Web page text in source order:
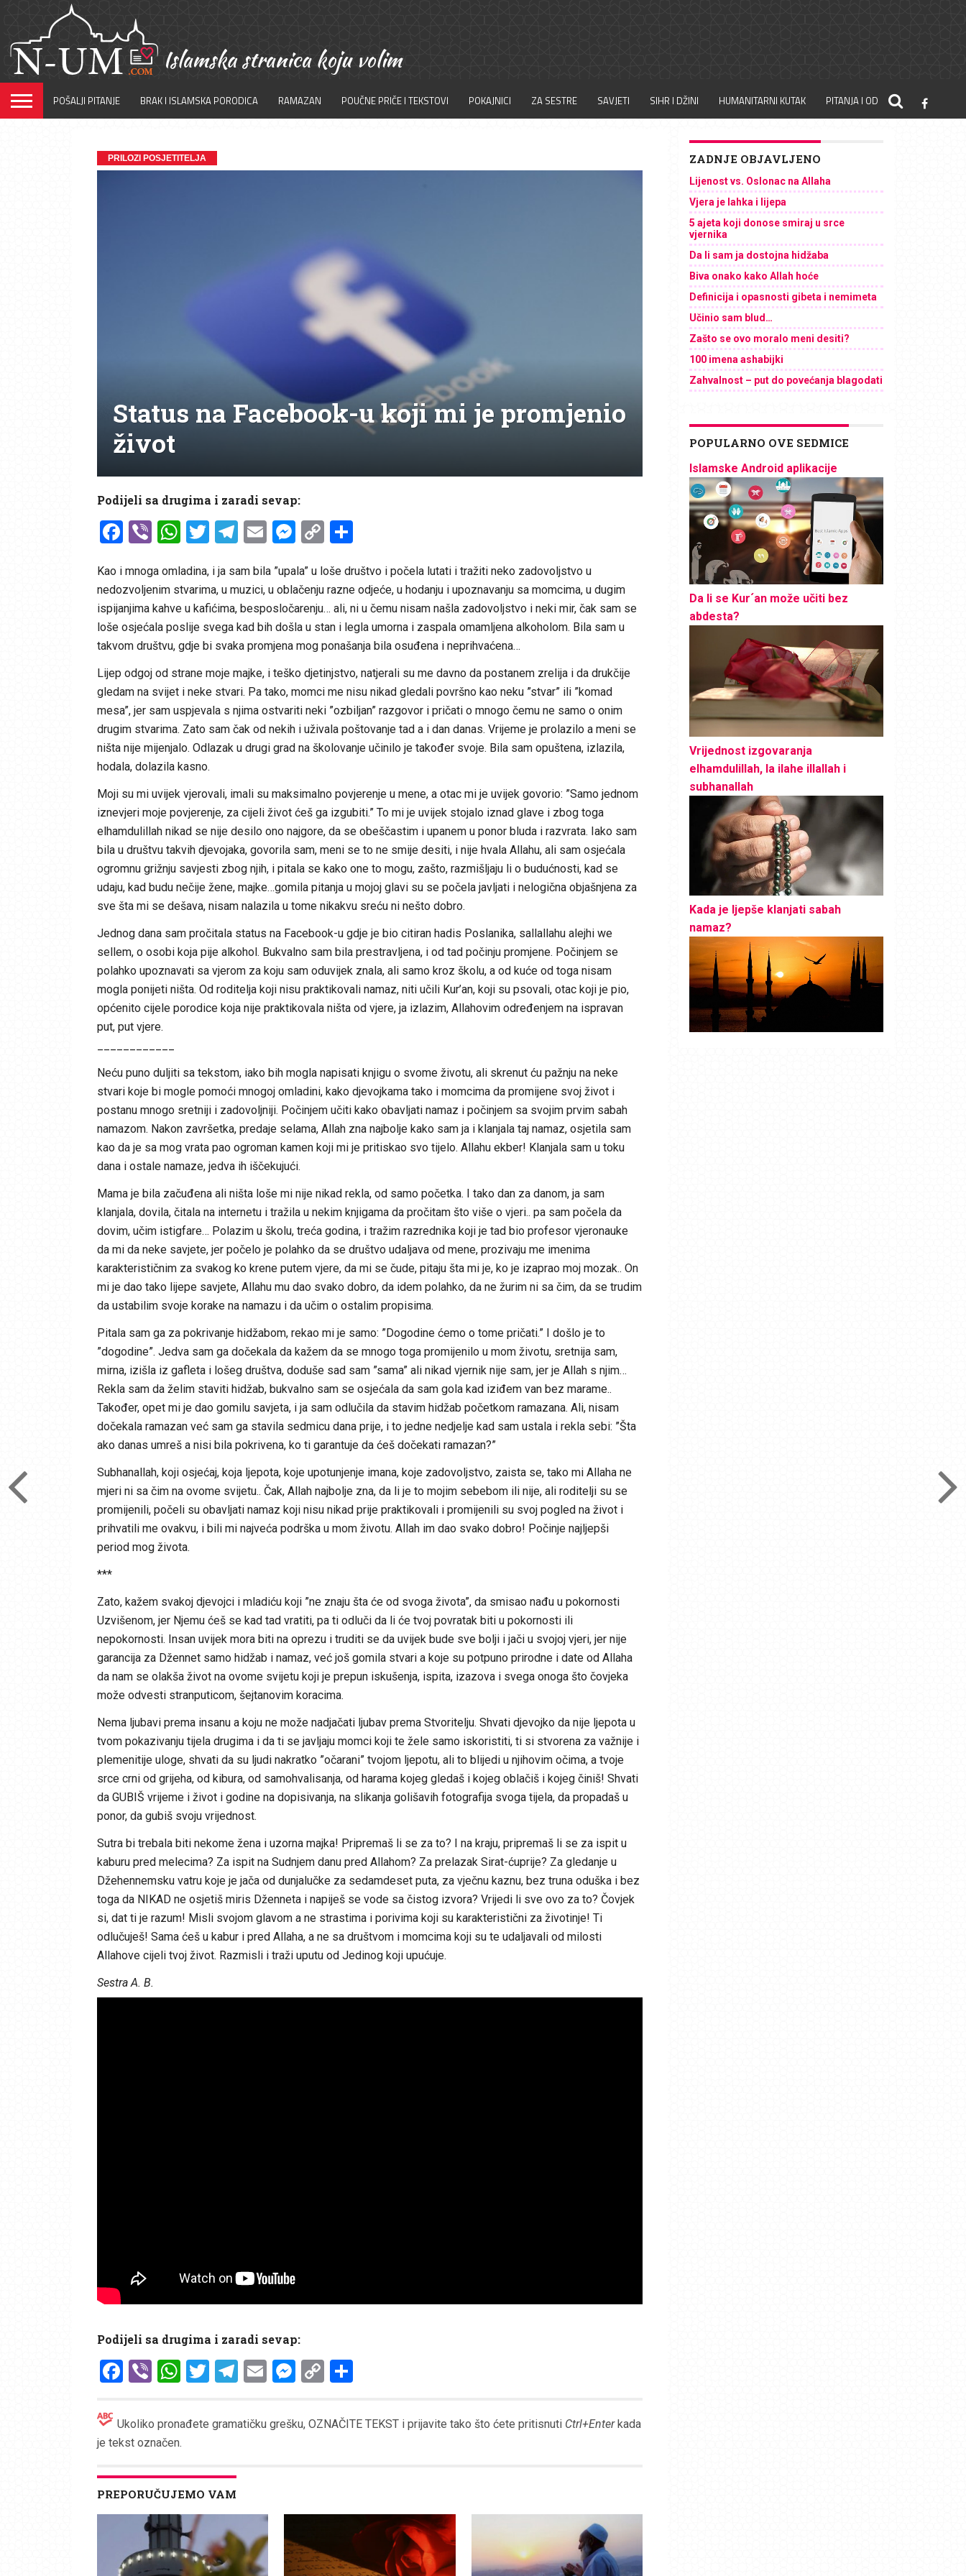
POŠALJI PITANJE BRAK I ISLAMSKA PORODICA RAMAZAN POUČNE PRIČE I TEKSTOVI POKAJNICI ZA SESTRE SAVJETI SIHR I DŽINI HUMANITARNI KUTAK PITANJA I ODGOVORI
PRILOZI POSJETITELJA
Status na Facebook-u koji mi je promjenio
život
Podijeli sa drugima i zaradi sevap:
Facebook
ViberWhatsApp
Twitter
Telegram
EmailMessenger
CopyShare
Kao i mnoga omladina, i ja sam bila ”upala” u loše društvo i počela lutati i tražiti neko zadovoljstvo u
nedozvoljenim stvarima, u muzici, u oblačenju razne odjeće, u hodanju i upoznavanju sa momcima, u dugim
ispijanjima kahve u kafićima, besposločarenju… ali, ni u čemu nisam našla zadovoljstvo i neki mir, čak sam se
loše osjećala poslije svega kad bih došla u stan i legla umorna i zaspala omamljena alkoholom. Bila sam u
takvom društvu, gdje bi svaka promjena mog ponašanja bila osuđena i neprihvaćena…
Lijep odgoj od strane moje majke, i teško djetinjstvo, natjerali su me davno da postanem zrelija i da drukčije
gledam na svijet i neke stvari. Pa tako, momci me nisu nikad gledali površno kao neku ”stvar” ili ”komad
mesa”, jer sam uspjevala s njima ostvariti neki ”ozbiljan” razgovor i pričati o mnogo čemu ne samo o onim
drugim stvarima. Zato sam čak od nekih i uživala poštovanje tad a i dan danas. Vrijeme je prolazilo a meni se
ništa nije mijenjalo. Odlazak u drugi grad na školovanje učinilo je također svoje. Bila sam opuštena, izlazila,
hodala, dolazila kasno.
Moji su mi uvijek vjerovali, imali su maksimalno povjerenje u mene, a otac mi je uvijek govorio: ”Samo jednom
iznevjeri moje povjerenje, za cijeli život ćeš ga izgubiti.” To mi je uvijek stojalo iznad glave i zbog toga
elhamdulillah nikad se nije desilo ono najgore, da se obeščastim i upanem u ponor bluda i razvrata. Iako sam
bila u društvu takvih djevojaka, govorila sam, meni se to ne smije desiti, i nije hvala Allahu, ali sam osjećala
ogromnu grižnju savjesti zbog njih, i pitala se kako one to mogu, zašto, razmišljaju li o budućnosti, kad se
udaju, kad budu nečije žene, majke…gomila pitanja u mojoj glavi su se počela javljati i nelogična objašnjena za
sve šta mi se dešava, nisam nalazila u tome nikakvu sreću ni nešto dobro.
Jednog dana sam pročitala status na Facebook-u gdje je bio citiran hadis Poslanika, sallallahu alejhi we
sellem, o osobi koja pije alkohol. Bukvalno sam bila prestravljena, i od tad počinju promjene. Počinjem se
polahko upoznavati sa vjerom za koju sam oduvijek znala, ali samo kroz školu, a od kuće od toga nisam
mogla ponijeti ništa. Od roditelja koji nisu praktikovali namaz, niti učili Kur’an, koji su psovali, otac koji je pio,
općenito cijele porodice koja nije praktikovala ništa od vjere, ja izlazim, Allahovim određenjem na ispravan
put, put vjere.
Neću puno duljiti sa tekstom, iako bih mogla napisati knjigu o svome životu, ali skrenut ću pažnju na neke
stvari koje bi mogle pomoći mnogoj omladini, kako djevojkama tako i momcima da promijene svoj život i
postanu mnogo sretniji i zadovoljniji. Počinjem učiti kako obavljati namaz i počinjem sa svojim prvim sabah
namazom. Nakon završetka, predaje selama, Allah zna najbolje kako sam ja i klanjala taj namaz, osjetila sam
kao da je sa mog vrata pao ogroman kamen koji mi je pritiskao svo tijelo. Allahu ekber! Klanjala sam u toku
dana i ostale namaze, jedva ih iščekujući.
Mama je bila začuđena ali ništa loše mi nije nikad rekla, od samo početka. I tako dan za danom, ja sam
klanjala, dovila, čitala na internetu i tražila u nekim knjigama da pročitam što više o vjeri.. pa sam počela da
dovim, učim istigfare… Polazim u školu, treća godina, i tražim razrednika koji je tad bio profesor vjeronauke
da mi da neke savjete, jer počelo je polahko da se društvo udaljava od mene, prozivaju me imenima
karakterističnim za svakog ko krene putem vjere, da mi se čude, pitaju šta mi je, ko je izaprao moj mozak.. On
mi je dao tako lijepe savjete, Allahu mu dao svako dobro, da idem polahko, da ne žurim ni sa čim, da se trudim
da ustabilim svoje korake na namazu i da učim o ostalim propisima.
Pitala sam ga za pokrivanje hidžabom, rekao mi je samo: ”Dogodine ćemo o tome pričati.” I došlo je to
”dogodine”. Jedva sam ga dočekala da kažem da se mnogo toga promijenilo u mom životu, sretnija sam,
mirna, izišla iz gafleta i lošeg društva, doduše sad sam ”sama” ali nikad vjernik nije sam, jer je Allah s njim…
Rekla sam da želim staviti hidžab, bukvalno sam se osjećala da sam gola kad iziđem van bez marame..
Također, opet mi je dao gomilu savjeta, i ja sam odlučila da stavim hidžab početkom ramazana. Ali, nisam
dočekala ramazan već sam ga stavila sedmicu dana prije, i to jedne nedjelje kad sam ustala i rekla sebi: ”Šta
ako danas umreš a nisi bila pokrivena, ko ti garantuje da ćeš dočekati ramazan?”
Subhanallah, koji osjećaj, koja ljepota, koje upotunjenje imana, koje zadovoljstvo, zaista se, tako mi Allaha ne
mjeri ni sa čim na ovome svijetu.. Čak, Allah najbolje zna, da li je to mojim sebebom ili nije, ali roditelji su se
promijenili, počeli su obavljati namaz koji nisu nikad prije praktikovali i promijenili su svoj pogled na život i
prihvatili me ovakvu, i bili mi najveća podrška u mom životu. Allah im dao svako dobro! Počinje najljepši
period mog života.
***
Zato, kažem svakoj djevojci i mladiću koji ”ne znaju šta će od svoga života”, da smisao nađu u pokornosti
Uzvišenom, jer Njemu ćeš se kad tad vratiti, pa ti odluči da li će tvoj povratak biti u pokornosti ili
nepokornosti. Insan uvijek mora biti na oprezu i truditi se da uvijek bude sve bolji i jači u svojoj vjeri, jer nije
garancija za Džennet samo hidžab i namaz, već još gomila stvari a koje su potpuno prirodne i date od Allaha
da nam se olakša život na ovome svijetu koji je prepun iskušenja, ispita, izazova i svega onoga što čovjeka
može odvesti stranputicom, šejtanovim koracima.
Nema ljubavi prema insanu a koju ne može nadjačati ljubav prema Stvoritelju. Shvati djevojko da nije ljepota u
tvom pokazivanju tijela drugima i da ti se javljaju momci koji te žele samo iskoristiti, ti si stvorena za važnije i
plemenitije uloge, shvati da su ljudi nakratko ”očarani” tvojom ljepotu, ali to blijedi u njihovim očima, a tvoje
srce crni od grijeha, od kibura, od samohvalisanja, od harama kojeg gledaš i kojeg oblačiš i kojeg činiš! Shvati
da GUBIŠ vrijeme i život i godine na dopisivanja, na slikanja golišavih fotografija svoga tijela, da propadaš u
ponor, da gubiš svoju vrijednost.
Sutra bi trebala biti nekome žena i uzorna majka! Pripremaš li se za to? I na kraju, pripremaš li se za ispit u
kaburu pred melecima? Za ispit na Sudnjem danu pred Allahom? Za prelazak Sirat-ćuprije? Za gledanje u
Džehennemsku vatru koje je jača od dunjalučke za sedamdeset puta, za vječnu kaznu, bez truna oduška i bez
toga da NIKAD ne osjetiš miris Dženneta i napiješ se vode sa čistog izvora? Vrijedi li sve ovo za to? Čovjek
si, dat ti je razum! Misli svojom glavom a ne strastima i porivima koji su karakteristični za životinje! Ti
odlučuješ! Sama ćeš u kabur i pred Allaha, a ne sa društvom i momcima koji su te udaljavali od milosti
Allahove cijeli tvoj život. Razmisli i traži uputu od Jedinog koji upućuje.
Sestra A. B.
Podijeli sa drugima i zaradi sevap:
Facebook
ViberWhatsApp
Twitter
Telegram
EmailMessenger
CopyShare
Ukoliko pronađete gramatičku grešku, OZNAČITE TEKST i prijavite tako što ćete pritisnuti Ctrl+Enterkada
je tekst označen.
PREPORUČUJEMO VAM
ZADNJE OBJAVLJENO
Lijenost vs. Oslonac na Allaha
Vjera je lahka i lijepa
5 ajeta koji donose smiraj u srce
vjernika
Da li sam ja dostojna hidžaba
Biva onako kako Allah hoće
Definicija i opasnosti gibeta i nemimeta
Učinio sam blud…
Zašto se ovo moralo meni desiti?
100 imena ashabijki
Zahvalnost – put do povećanja blagodati
POPULARNO OVE SEDMICE
Islamske Android aplikacije
Da li se Kur´an može učiti bez
abdesta?
Vrijednost izgovaranja
elhamdulillah, la ilahe illallah i
subhanallah
Kada je ljepše klanjati sabah
namaz?